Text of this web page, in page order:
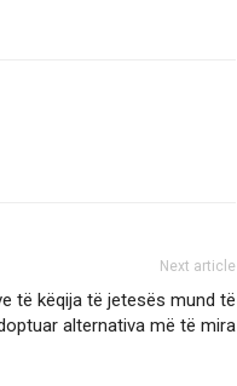
Next article
të këqija të jetesës mund të
alternativa më të mira